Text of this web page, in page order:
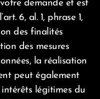
demande et est
6, al. 1, phrase 1,
des finalités
des mesures
la réalisation
peut également
légitimes du